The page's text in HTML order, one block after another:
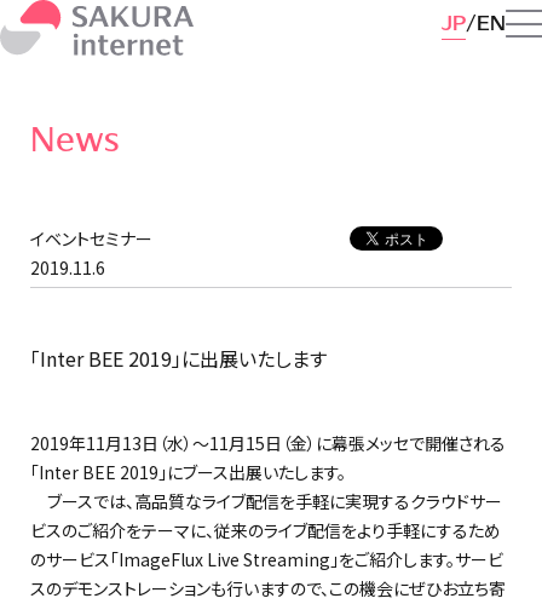
JP EN
News
イベントセミナー
2019.11.6
「Inter BEE 2019」に出展いたします
2019年11月13日（水）～11月15日（金）に幕張メッセで開催される
「Inter BEE 2019」にブース出展いたします。
ブースでは、高品質なライブ配信を手軽に実現するクラウドサー
ビスのご紹介をテーマに、従来のライブ配信をより手軽にするため
のサービス「ImageFlux Live Streaming」をご紹介します。サービ
スのデモンストレーションも行いますので、この機会にぜひお立ち寄